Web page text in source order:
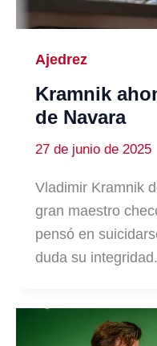
Ajedrez
Kramnik
de Navara
27 de junio de 2025
Vladimir Kramnik
gran maestro
pensó en
duda su integridad.